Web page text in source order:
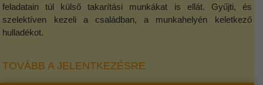
feladatain túl külső takarítási munkákat is ellát. Gyűjti, és
szelektíven kezeli a családban, a munkahelyén keletkező
hulladékot.
TOVÁBB A JELENTKEZÉSRE